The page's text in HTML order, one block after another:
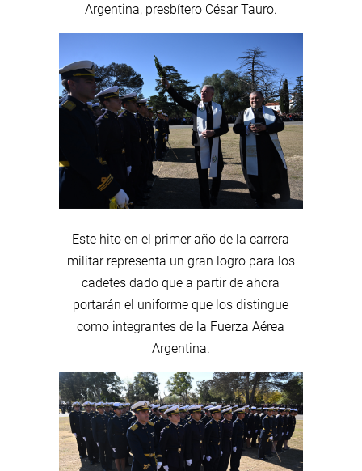
Argentina, presbítero César Tauro.
Este hito en el primer año de la carrera
militar representa un gran logro para los
cadetes dado que a partir de ahora
portarán el uniforme que los distingue
como integrantes de la Fuerza Aérea
Argentina.